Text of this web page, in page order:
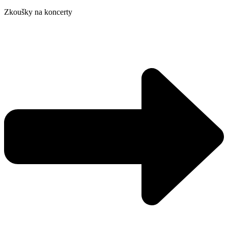
Zkoušky na koncerty